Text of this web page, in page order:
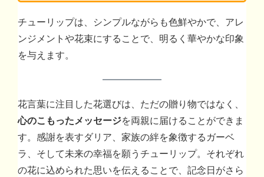
チューリップは、シンプルながらも色鮮やかで、アレ
ンジメントや花束にすることで、明るく華やかな印象
を与えます。
花言葉に注目した花選びは、ただの贈り物ではなく、
心のこもったメッセージを両親に届けることができま
す。感謝を表すダリア、家族の絆を象徴するガーベ
ラ、そして未来の幸福を願うチューリップ。それぞれ
の花に込められた思いを伝えることで、記念日がさら